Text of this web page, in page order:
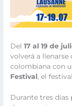
Del17 al 19 de
volverá a
colombiana con
Festival, el
Durante tres días